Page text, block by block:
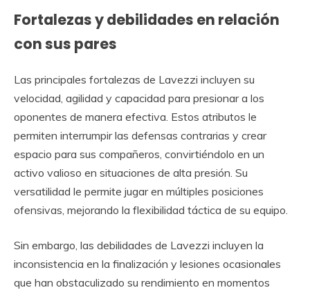
Fortalezas y debilidades en relación
con sus pares
Las principales fortalezas de Lavezzi incluyen su
velocidad, agilidad y capacidad para presionar a los
oponentes de manera efectiva. Estos atributos le
permiten interrumpir las defensas contrarias y crear
espacio para sus compañeros, convirtiéndolo en un
activo valioso en situaciones de alta presión. Su
versatilidad le permite jugar en múltiples posiciones
ofensivas, mejorando la flexibilidad táctica de su equipo.
Sin embargo, las debilidades de Lavezzi incluyen la
inconsistencia en la finalización y lesiones ocasionales
que han obstaculizado su rendimiento en momentos